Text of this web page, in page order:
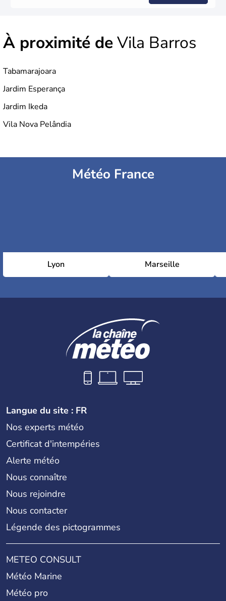
À proximité deVila Barros
Tabamarajoara
Jardim Esperança
Jardim Ikeda
Vila Nova Pelândia
Météo France
Lyon Marseille
Langue du site : FR
Nos experts météo
Certificat d'intempéries
Alerte météo
Nous connaître
Nous rejoindre
Nous contacter
Légende des pictogrammes
METEO CONSULT
Météo Marine
Météo pro